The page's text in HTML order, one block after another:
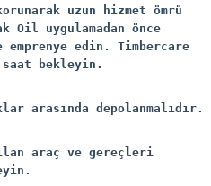
uzun hizmet ömrü
Oil uygulamadan önce
emprenye edin. Timbercare
saat bekleyin.
arasında depolanmalıdır.
araç ve gereçleri